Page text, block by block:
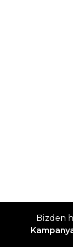
Bizden